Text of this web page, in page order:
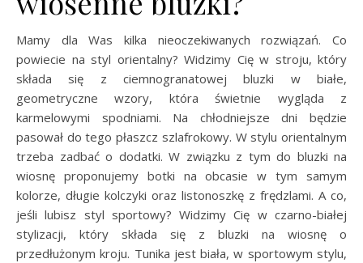
Mamy dla Was kilka nieoczekiwanych rozwiązań. Co
powiecie na styl orientalny? Widzimy Cię w stroju, który
składa się z ciemnogranatowej bluzki w białe,
geometryczne wzory, która świetnie wygląda z
karmelowymi spodniami. Na chłodniejsze dni będzie
pasował do tego płaszcz szlafrokowy. W stylu orientalnym
trzeba zadbać o dodatki. W związku z tym do bluzki na
wiosnę proponujemy botki na obcasie w tym samym
kolorze, długie kolczyki oraz listonoszkę z frędzlami. A co,
jeśli lubisz styl sportowy? Widzimy Cię w czarno-białej
stylizacji, który składa się z bluzki na wiosnę o
przedłużonym kroju. Tunika jest biała, w sportowym stylu,